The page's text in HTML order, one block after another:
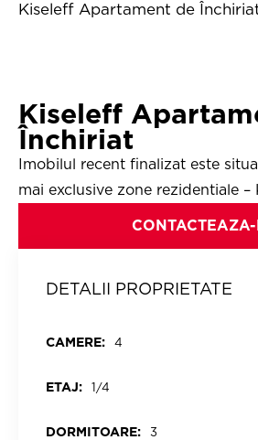
Kiseleff Apartament de
Kiseleff
Închiriat
Imobilul recent finalizat este
mai exclusive zone rezidentiale –
DETALII PROPRIETATE
CAMERE: 4
ETAJ: 1/4
DORMITOARE: 3